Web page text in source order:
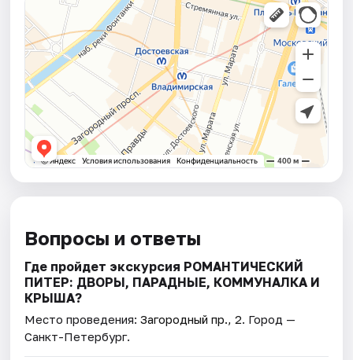
Вопросы и ответы
Где пройдет экскурсия РОМАНТИЧЕСКИЙ
ПИТЕР: ДВОРЫ, ПАРАДНЫЕ, КОММУНАЛКА И
КРЫША?
Место проведения:Загородный пр., 2. Город —
Санкт-Петербург.